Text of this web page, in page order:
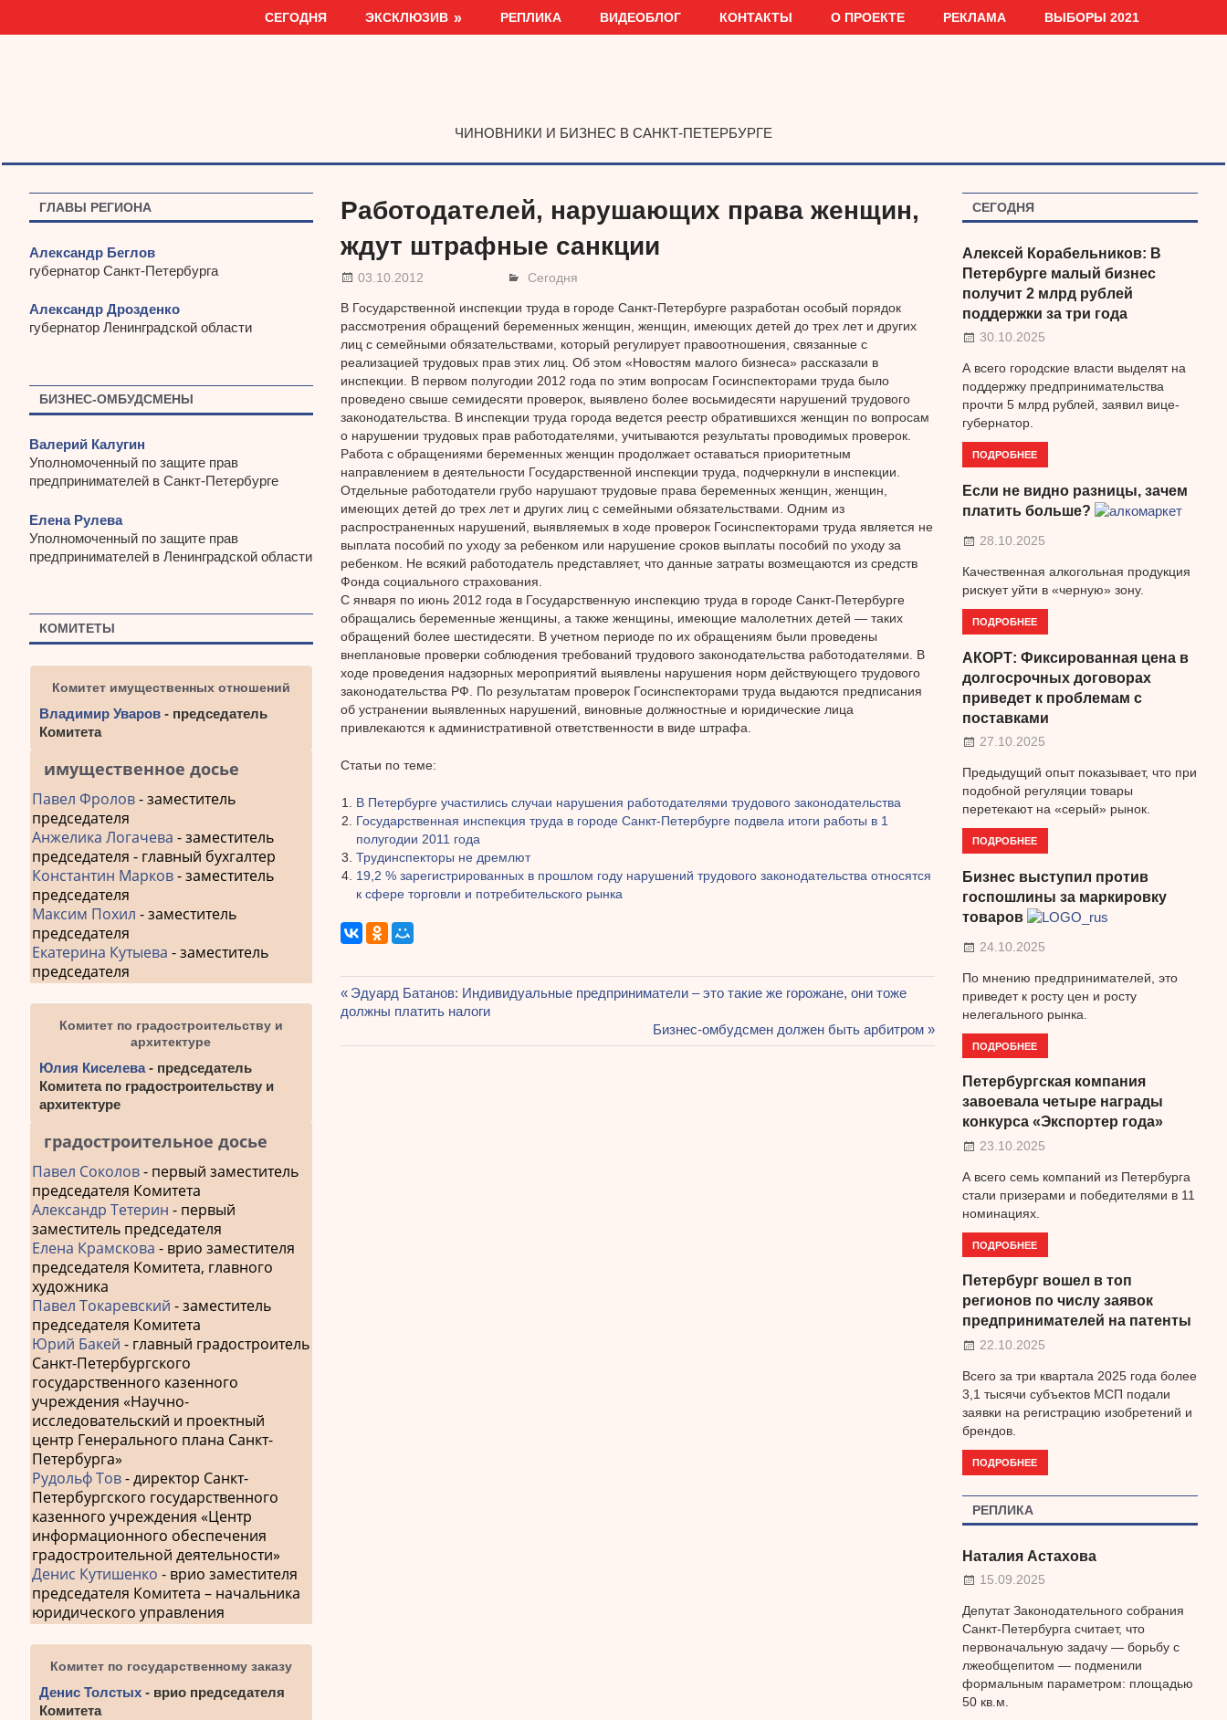
СЕГОДНЯ ЭКСКЛЮЗИВ РЕПЛИКА ВИДЕОБЛОГ КОНТАКТЫ О ПРОЕКТЕ РЕКЛАМА ВЫБОРЫ 2021
ЧИНОВНИКИ И БИЗНЕС В САНКТ-ПЕТЕРБУРГЕ
Работодателей, нарушающих права женщин,
ждут штрафные санкции
03.10.2012 Сегодня
В Государственной инспекции труда в городе Санкт-Петербурге разработан особый порядок
рассмотрения обращений беременных женщин, женщин, имеющих детей до трех лет и других
лиц с семейными обязательствами, который регулирует правоотношения, связанные с
реализацией трудовых прав этих лиц. Об этом «Новостям малого бизнеса» рассказали в
инспекции. В первом полугодии 2012 года по этим вопросам Госинспекторами труда было
проведено свыше семидесяти проверок, выявлено более восьмидесяти нарушений трудового
законодательства. В инспекции труда города ведется реестр обратившихся женщин по вопросам
о нарушении трудовых прав работодателями, учитываются результаты проводимых проверок.
Работа с обращениями беременных женщин продолжает оставаться приоритетным
направлением в деятельности Государственной инспекции труда, подчеркнули в инспекции.
Отдельные работодатели грубо нарушают трудовые права беременных женщин, женщин,
имеющих детей до трех лет и других лиц с семейными обязательствами. Одним из
распространенных нарушений, выявляемых в ходе проверок Госинспекторами труда является не
выплата пособий по уходу за ребенком или нарушение сроков выплаты пособий по уходу за
ребенком. Не всякий работодатель представляет, что данные затраты возмещаются из средств
Фонда социального страхования.
С января по июнь 2012 года в Государственную инспекцию труда в городе Санкт-Петербурге
обращались беременные женщины, а также женщины, имеющие малолетних детей — таких
обращений более шестидесяти. В учетном периоде по их обращениям были проведены
внеплановые проверки соблюдения требований трудового законодательства работодателями. В
ходе проведения надзорных мероприятий выявлены нарушения норм действующего трудового
законодательства РФ. По результатам проверок Госинспекторами труда выдаются предписания
об устранении выявленных нарушений, виновные должностные и юридические лица
привлекаются к административной ответственности в виде штрафа.
Статьи по теме:
В Петербурге участились случаи нарушения работодателями трудового законодательства
Государственная инспекция труда в городе Санкт-Петербурге подвела итоги работы в 1
полугодии 2011 года
Трудинспекторы не дремлют
19,2 % зарегистрированных в прошлом году нарушений трудового законодательства относятся
к сфере торговли и потребительского рынка
Навигация
по
Предыдущая
запись:
Эдуард Батанов: Индивидуальные предприниматели – это такие же горожане, они тоже
должны платить налоги
Следующая
запись:
Бизнес-омбудсмен должен быть арбитром
ГЛАВЫ РЕГИОНА
Александр Беглов
губернатор Санкт-Петербурга
Александр Дрозденко
губернатор Ленинградской области
БИЗНЕС-ОМБУДСМЕНЫ
Валерий Калугин
Уполномоченный по защите прав
предпринимателей в Санкт-Петербурге
Елена Рулева
Уполномоченный по защите прав
предпринимателей в Ленинградской области
КОМИТЕТЫ
Комитет имущественных отношений
Владимир Уваров - председатель
Комитета
имущественное досье
Павел Фролов- заместитель
председателя
Анжелика Логачева - заместитель
председателя - главный бухгалтер
Константин Марков- заместитель
председателя
Максим Похил - заместитель
председателя
Екатерина Кутыева - заместитель
председателя
Комитет по градостроительству и
архитектуре
Юлия Киселева- председатель
Комитета по градостроительству и
архитектуре
градостроительное досье
Павел Соколов- первый заместитель
председателя Комитета
Александр Тетерин - первый
заместитель председателя
Елена Крамскова - врио заместителя
председателя Комитета, главного
художника
Павел Токаревский - заместитель
председателя Комитета
Юрий Бакей - главный градостроитель
Санкт-Петербургского
государственного казенного
учреждения «Научно-
исследовательский и проектный
центр Генерального плана Санкт-
Петербурга»
Рудольф Тов- директор Санкт-
Петербургского государственного
казенного учреждения «Центр
информационного обеспечения
градостроительной деятельности»
Денис Кутишенко - врио заместителя
председателя Комитета – начальника
юридического управления
Комитет по государственному заказу
Денис Толстых - врио председателя
Комитета
СЕГОДНЯ
Алексей Корабельников: В
Петербурге малый бизнес
получит 2 млрд рублей
поддержки за три года
30.10.2025
А всего городские власти выделят на
поддержку предпринимательства
прочти 5 млрд рублей, заявил вице-
губернатор.
ПОДРОБНЕЕ
Если не видно разницы, зачем
платить больше?
28.10.2025
Качественная алкогольная продукция
рискует уйти в «черную» зону.
ПОДРОБНЕЕ
АКОРТ: Фиксированная цена в
долгосрочных договорах
приведет к проблемам с
поставками
27.10.2025
Предыдущий опыт показывает, что при
подобной регуляции товары
перетекают на «серый» рынок.
ПОДРОБНЕЕ
Бизнес выступил против
госпошлины за маркировку
товаров
24.10.2025
По мнению предпринимателей, это
приведет к росту цен и росту
нелегального рынка.
ПОДРОБНЕЕ
Петербургская компания
завоевала четыре награды
конкурса «Экспортер года»
23.10.2025
А всего семь компаний из Петербурга
стали призерами и победителями в 11
номинациях.
ПОДРОБНЕЕ
Петербург вошел в топ
регионов по числу заявок
предпринимателей на патенты
22.10.2025
Всего за три квартала 2025 года более
3,1 тысячи субъектов МСП подали
заявки на регистрацию изобретений и
брендов.
ПОДРОБНЕЕ
РЕПЛИКА
Наталия Астахова
15.09.2025
Депутат Законодательного собрания
Санкт-Петербурга считает, что
первоначальную задачу — борьбу с
лжеобщепитом — подменили
формальным параметром: площадью
50 кв.м.